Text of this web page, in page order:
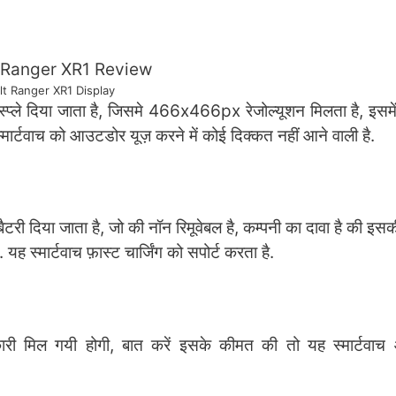
Ranger XR1 Display
दिया जाता है, जिसमे 466x466px रेजोल्यूशन मिलता है,
को आउटडोर यूज़ करने में कोई दिक्कत नहीं आने वाली है.
दिया जाता है, जो की नॉन रिमूवेबल है, कम्पनी का दावा है की
स्मार्टवाच फ़ास्ट चार्जिंग को सपोर्ट करता है.
मिल गयी होगी, बात करें इसके कीमत की तो यह